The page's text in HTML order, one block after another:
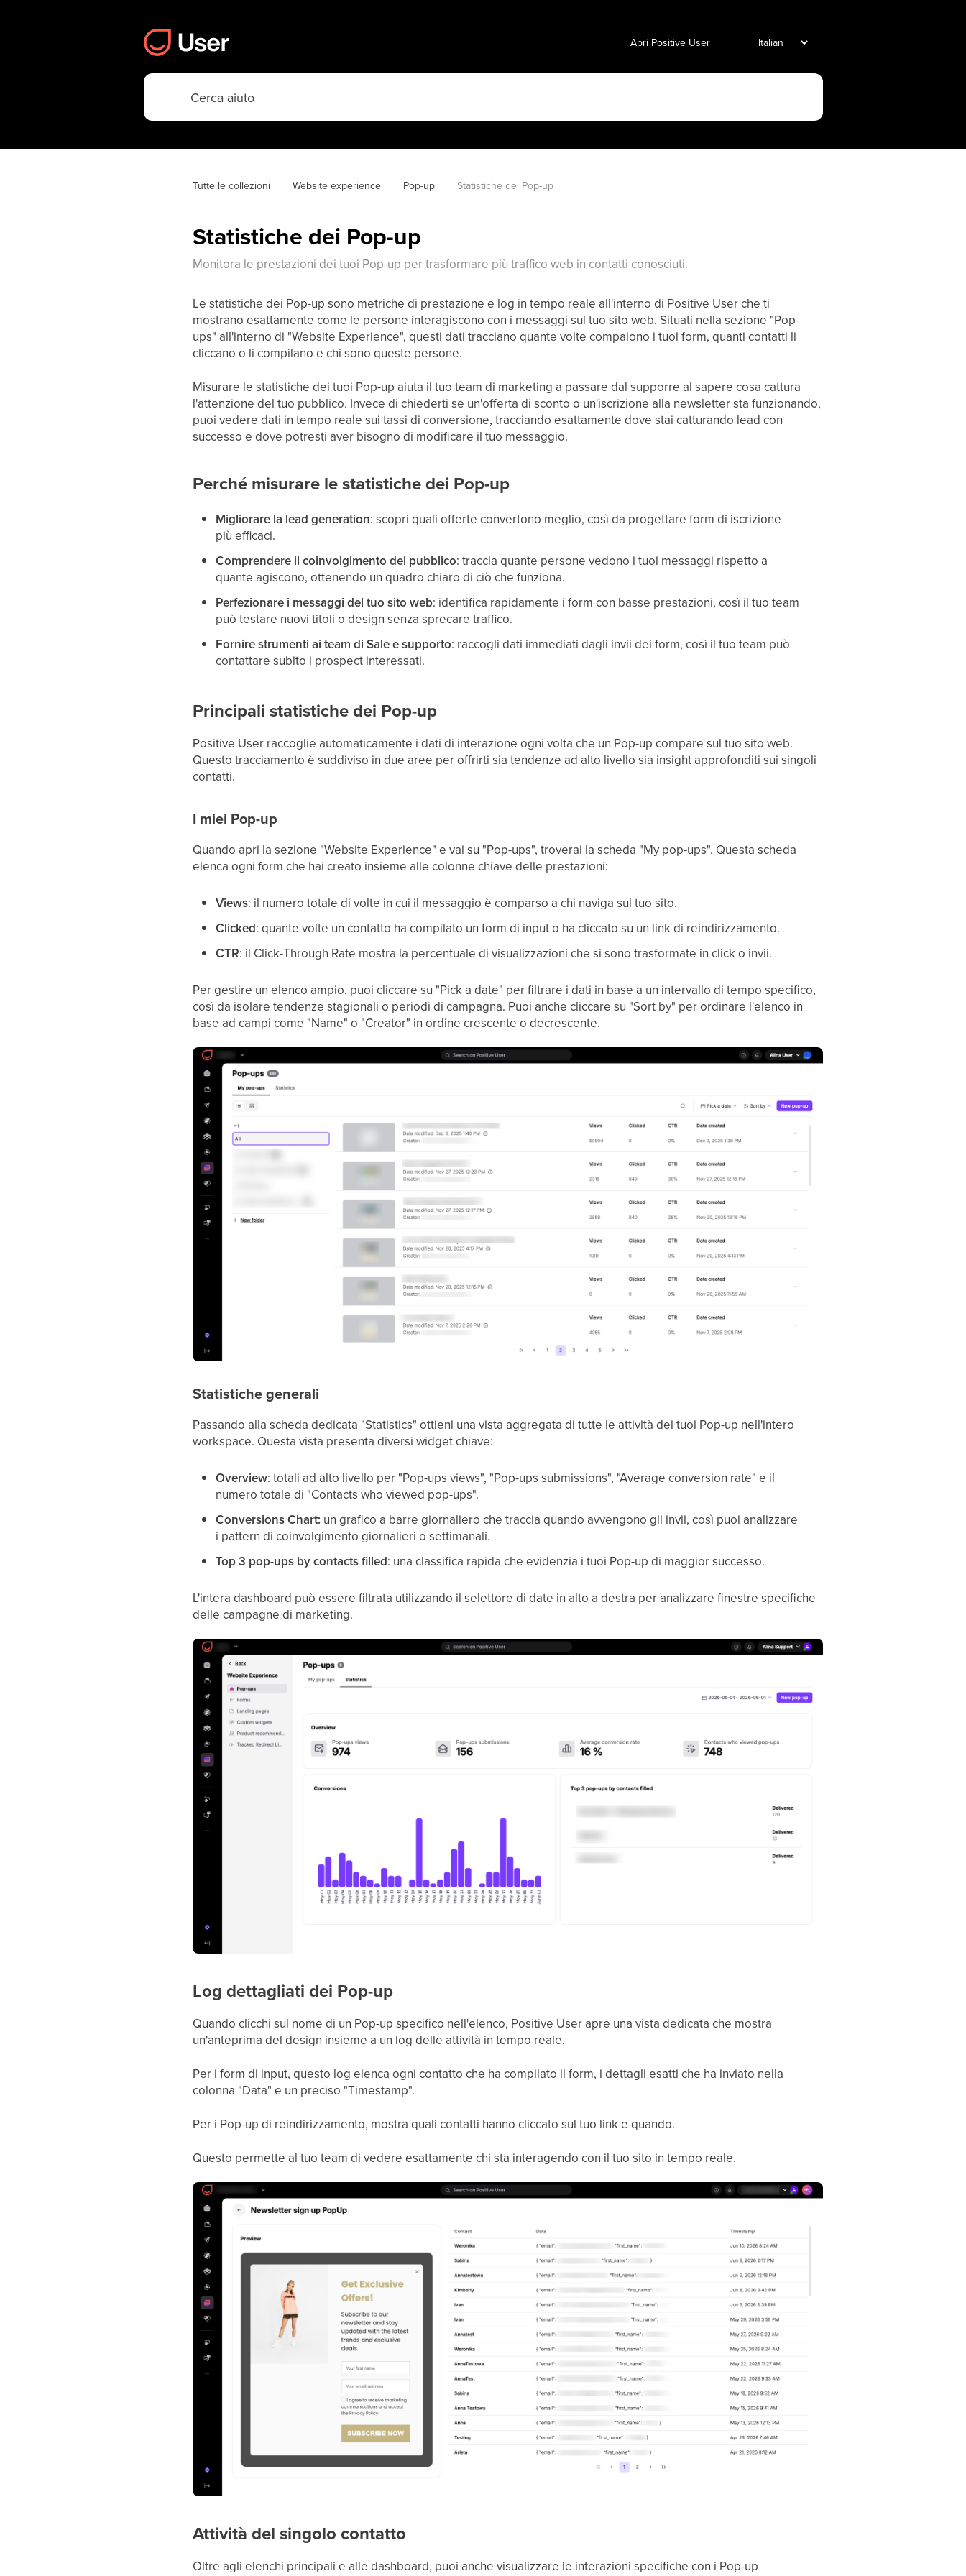
Apri Positive User
Tutte le collezioni Website experience Pop-up Statistiche dei Pop-up
Statistiche dei Pop-up
Monitora le prestazioni dei tuoi Pop-up per trasformare più traffico web in contatti conosciuti.
Le statistiche dei Pop-up sono metriche di prestazione e log in tempo reale all'interno di Positive User che ti
mostrano esattamente come le persone interagiscono con i messaggi sul tuo sito web. Situati nella sezione "Pop-
ups" all'interno di "Website Experience", questi dati tracciano quante volte compaiono i tuoi form, quanti contatti li
cliccano o li compilano e chi sono queste persone.
Misurare le statistiche dei tuoi Pop-up aiuta il tuo team di marketing a passare dal supporre al sapere cosa cattura
l'attenzione del tuo pubblico. Invece di chiederti se un'offerta di sconto o un'iscrizione alla newsletter sta funzionando,
puoi vedere dati in tempo reale sui tassi di conversione, tracciando esattamente dove stai catturando lead con
successo e dove potresti aver bisogno di modificare il tuo messaggio.
Perché misurare le statistiche dei Pop-up
Migliorare la lead generation: scopri quali offerte convertono meglio, così da progettare form di iscrizione
più efficaci.
Comprendere il coinvolgimento del pubblico: traccia quante persone vedono i tuoi messaggi rispetto a
quante agiscono, ottenendo un quadro chiaro di ciò che funziona.
Perfezionare i messaggi del tuo sito web: identifica rapidamente i form con basse prestazioni, così il tuo team
può testare nuovi titoli o design senza sprecare traffico.
Fornire strumenti ai team di Sale e supporto: raccogli dati immediati dagli invii dei form, così il tuo team può
contattare subito i prospect interessati.
Principali statistiche dei Pop-up
Positive User raccoglie automaticamente i dati di interazione ogni volta che un Pop-up compare sul tuo sito web.
Questo tracciamento è suddiviso in due aree per offrirti sia tendenze ad alto livello sia insight approfonditi sui singoli
contatti.
I miei Pop-up
Quando apri la sezione "Website Experience" e vai su "Pop-ups", troverai la scheda "My pop-ups". Questa scheda
elenca ogni form che hai creato insieme alle colonne chiave delle prestazioni:
Views: il numero totale di volte in cui il messaggio è comparso a chi naviga sul tuo sito.
Clicked: quante volte un contatto ha compilato un form di input o ha cliccato su un link di reindirizzamento.
CTR: il Click-Through Rate mostra la percentuale di visualizzazioni che si sono trasformate in click o invii.
Per gestire un elenco ampio, puoi cliccare su "Pick a date" per filtrare i dati in base a un intervallo di tempo specifico,
così da isolare tendenze stagionali o periodi di campagna. Puoi anche cliccare su "Sort by" per ordinare l'elenco in
base ad campi come "Name" o "Creator" in ordine crescente o decrescente.
Statistiche generali
Passando alla scheda dedicata "Statistics" ottieni una vista aggregata di tutte le attività dei tuoi Pop-up nell'intero
workspace. Questa vista presenta diversi widget chiave:
Overview: totali ad alto livello per "Pop-ups views", "Pop-ups submissions", "Average conversion rate" e il
numero totale di "Contacts who viewed pop-ups".
Conversions Chart: un grafico a barre giornaliero che traccia quando avvengono gli invii, così puoi analizzare
i pattern di coinvolgimento giornalieri o settimanali.
Top 3 pop-ups by contacts filled: una classifica rapida che evidenzia i tuoi Pop-up di maggior successo.
L'intera dashboard può essere filtrata utilizzando il selettore di date in alto a destra per analizzare finestre specifiche
delle campagne di marketing.
Log dettagliati dei Pop-up
Quando clicchi sul nome di un Pop-up specifico nell'elenco, Positive User apre una vista dedicata che mostra
un'anteprima del design insieme a un log delle attività in tempo reale.
Per i form di input, questo log elenca ogni contatto che ha compilato il form, i dettagli esatti che ha inviato nella
colonna "Data" e un preciso "Timestamp".
Per i Pop-up di reindirizzamento, mostra quali contatti hanno cliccato sul tuo link e quando.
Questo permette al tuo team di vedere esattamente chi sta interagendo con il tuo sito in tempo reale.
Attività del singolo contatto
Oltre agli elenchi principali e alle dashboard, puoi anche visualizzare le interazioni specifiche con i Pop-up